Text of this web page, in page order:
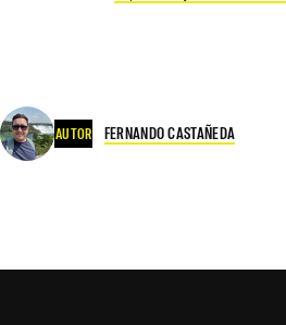
AUTOR FERNANDO CASTAÑEDA